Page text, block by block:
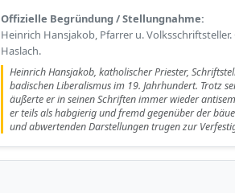
Offizielle Begründung / Stellungnahme:
Heinrich Hansjakob, Pfarrer u. Volksschriftsteller.
Haslach.
Heinrich Hansjakob, katholischer Priester,
badischen Liberalismus im 19. Jahrhundert. Trotz
äußerte er in seinen Schriften immer wieder
er teils als habgierig und fremd gegenüber der
und abwertenden Darstellungen trugen zur